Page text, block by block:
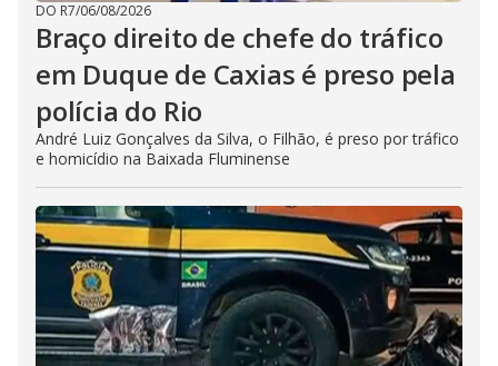
DO R7/06/08/2026
Braço direito de chefe do tráfico
em Duque de Caxias é preso pela
polícia do Rio
André Luiz Gonçalves da Silva, o Filhão, é preso por tráfico
e homicídio na Baixada Fluminense